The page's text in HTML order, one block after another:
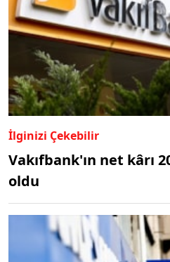
İlginizi Çekebilir
Vakıfbank'ın net kârı
oldu